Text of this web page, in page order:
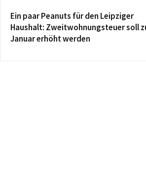
Ein paar Peanuts für den Leipziger
Haushalt: Zweitwohnungsteuer soll
Januar erhöht werden